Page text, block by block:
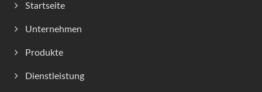
Startseite
Unternehmen
Produkte
Dienstleistung